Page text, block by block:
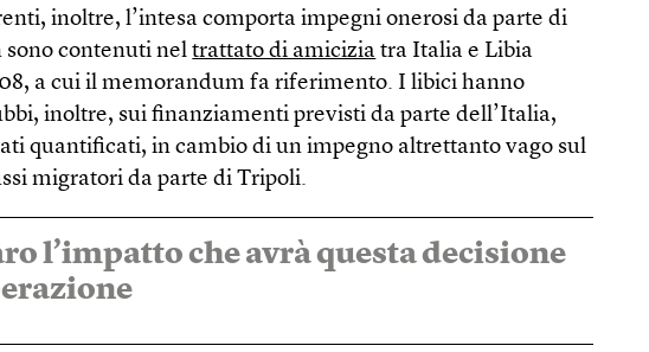
inoltre, l’intesa comporta impegni onerosi da parte di
sono contenuti neltrattato di amicizia tra Italia e Libia
a cui il memorandum fa riferimento. I libici hanno
inoltre, sui finanziamenti previsti da parte dell’Italia,
quantificati, in cambio di un impegno altrettanto vago sul
migratori da parte di Tripoli.
l’impatto che avrà questa decisione